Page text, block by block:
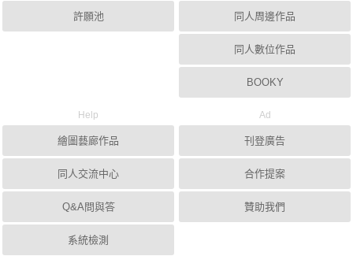
許願池 同人周邊作品
同人數位作品
BOOKY
Help
繪圖藝廊作品
同人交流中心
Q&A問與答
系統檢測
Ad
刊登廣告
合作提案
贊助我們